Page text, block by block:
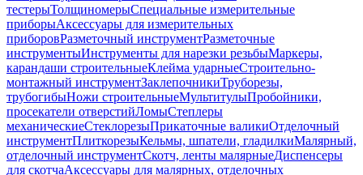
тестерыТолщиномерыСпециальные измерительные
приборыАксессуары для измерительных
приборовРазметочный инструментРазметочные
инструментыИнструменты для нарезки резьбыМаркеры,
карандаши строительныеКлейма ударныеСтроительно-
монтажный инструментЗаклепочникиТруборезы,
трубогибыНожи строительныеМультитулыПробойники,
просекатели отверстийЛомыСтеплеры
механическиеСтеклорезыПрикаточные валикиОтделочный
инструментПлиткорезыКельмы, шпатели, гладилкиМалярный,
отделочный инструментСкотч, ленты малярныеДиспенсеры
для скотчаАксессуары для малярных, отделочных